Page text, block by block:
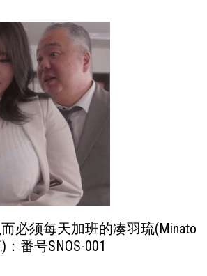
必须每天加班的凑羽琉(Minato
番号SNOS-001